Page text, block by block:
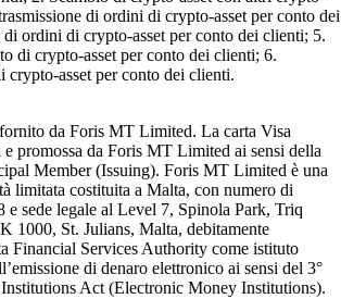
di ordini di crypto-asset per conto dei
ordini di crypto-asset per conto dei clienti; 5.
di crypto-asset per conto dei clienti; 6.
crypto-asset per conto dei clienti.
da Foris MT Limited. La carta Visa
e promossa da Foris MT Limited ai sensi della
Member (Issuing). Foris MT Limited è una
limitata costituita a Malta, con numero di
e sede legale al Level 7, Spinola Park, Triq
1000, St. Julians, Malta, debitamente
Financial Services Authority come istituto
di denaro elettronico ai sensi del 3°
Act (Electronic Money Institutions).